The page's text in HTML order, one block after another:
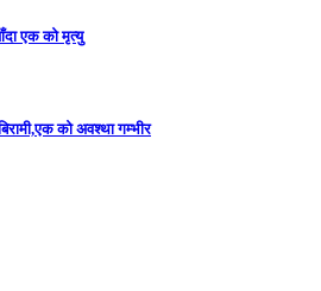
एक को मृत्यु
को अवश्था गम्भीर